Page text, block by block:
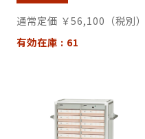
通常定価 ￥56,100（税別）
有効在庫 : 61